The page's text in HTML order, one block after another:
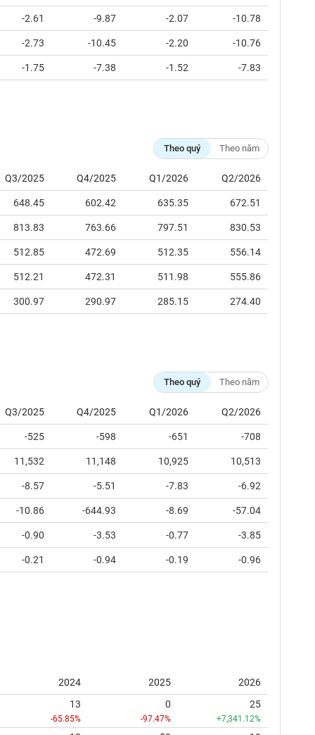
-2.61 -9.87 -2.07 -10.78
-2.73 -10.45 -2.20 -10.76
-1.75 -7.38 -1.52 -7.83
Theo quý Theo năm
Q3/2025 Q4/2025 Q1/2026 Q2/2026
648.45 602.42 635.35 672.51
813.83 763.66 797.51 830.53
512.85 472.69 512.35 556.14
512.21 472.31 511.98 555.86
300.97 290.97 285.15 274.40
Theo quý Theo năm
Q3/2025 Q4/2025 Q1/2026 Q2/2026
-525 -598 -651 -708
11,532 11,148 10,925 10,513
-8.57 -5.51 -7.83 -6.92
-10.86 -644.93 -8.69 -57.04
-0.90 -3.53 -0.77 -3.85
-0.21 -0.94 -0.19 -0.96
2024 2025
2026
13
-65.85%
0
-97.47%
25
+7,341.12%